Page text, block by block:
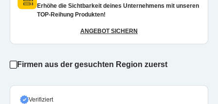
Erhöhe die Sichtbarkeit deines Unternehmens mit unseren
TOP-Reihung Produkten!
ANGEBOT SICHERN
Firmen aus der gesuchten Region zuerst
Verifiziert